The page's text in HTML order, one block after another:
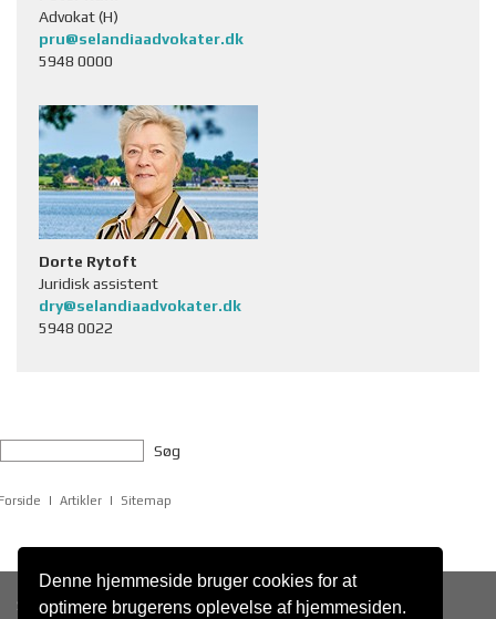
Denne hjemmeside bruger cookies for at
optimere brugerens oplevelse af hjemmesiden.
Advokat (H)
pru@selandiaadvokater.dk
5948 0000
Dorte Rytoft
Juridisk assistent
dry@selandiaadvokater.dk
5948 0022
Søg
Artikler Sitemap
Selandia Advokater P/S